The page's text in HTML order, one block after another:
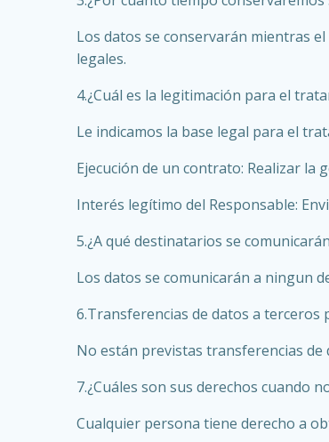
Los datos se conservarán mientras
legales.
4.¿Cuál es la legitimación para el
Le indicamos la base legal para el
Ejecución de un contrato: Realizar la
Interés legítimo del Responsable:
5.¿A qué destinatarios se
Los datos se comunicarán a ningun
6.Transferencias de datos a terceros
No están previstas transferencias de
7.¿Cuáles son sus derechos cuando
Cualquier persona tiene derecho a